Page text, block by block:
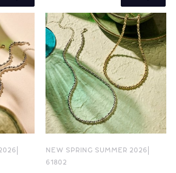
NEW SPRING SUMMER 2026
61802